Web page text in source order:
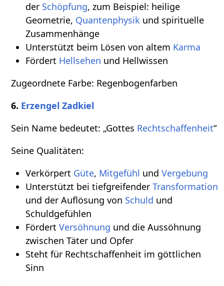
der Schöpfung, zum Beispiel: heilige
Geometrie, Quantenphysikund spirituelle
Zusammenhänge
Unterstützt beim Lösen von altem Karma
Fördert Hellsehen und Hellwissen
Zugeordnete Farbe: Regenbogenfarben
6. Erzengel Zadkiel
Sein Name bedeutet: „Gottes Rechtschaffenheit“
Seine Qualitäten:
Verkörpert Güte, Mitgefühl und Vergebung
Unterstützt bei tiefgreifender Transformation
und der Auflösung von Schuld und
Schuldgefühlen
Fördert Versöhnung und die Aussöhnung
zwischen Täter und Opfer
Steht für Rechtschaffenheit im göttlichen
Sinn